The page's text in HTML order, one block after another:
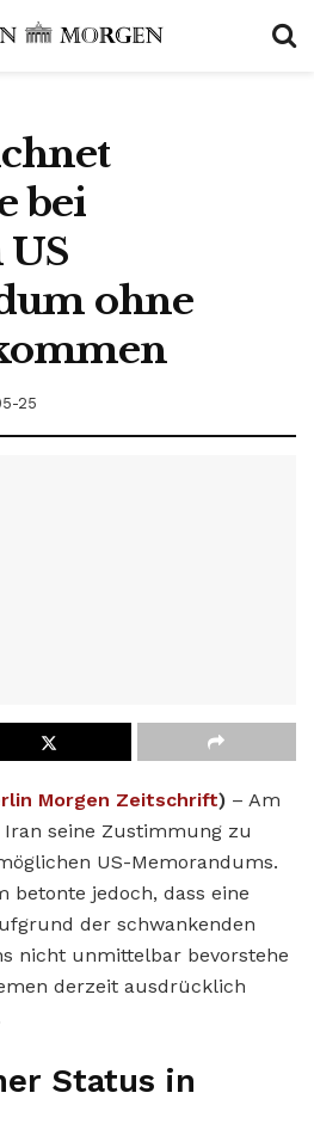
bei
ohne
25
Morgen Zeitschrift) – Am
seine Zustimmung zu
US-Memorandums.
betonte jedoch, dass eine
der schwankenden
nicht unmittelbar bevorstehe
derzeit ausdrücklich
Status in